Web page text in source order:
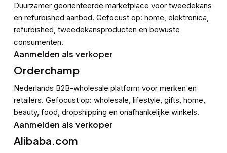
Duurzamer georiënteerde marketplace voor tweedekans
en refurbished aanbod. Gefocust op: home, elektronica,
refurbished, tweedekansproducten en bewuste
consumenten.
Aanmelden als verkoper
Orderchamp
Nederlands B2B-wholesale platform voor merken en
retailers. Gefocust op: wholesale, lifestyle, gifts, home,
beauty, food, dropshipping en onafhankelijke winkels.
Aanmelden als verkoper
Alibaba.com